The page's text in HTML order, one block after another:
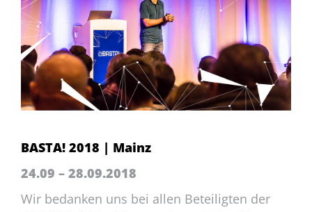
BASTA! 2018 | Mainz
24.09 – 28.09.2018
Wir bedanken uns bei allen Beteiligten der